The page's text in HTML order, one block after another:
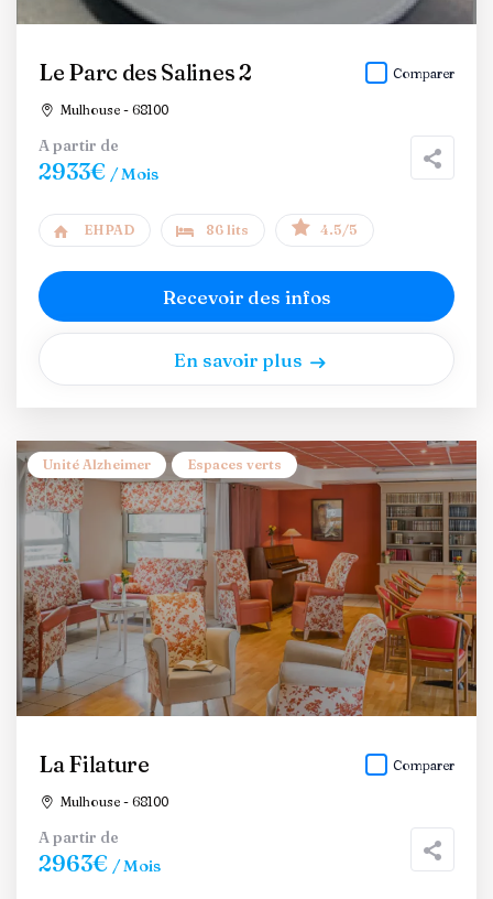
Le Parc des Salines 2
Mulhouse - 68100
Comparer
A partir de
2933€ / Mois
EHPAD 86 lits 4.5/5
Recevoir des infos
En savoir plus
Unité Alzheimer Espaces verts
La Filature
Mulhouse - 68100
Comparer
A partir de
2963€ / Mois